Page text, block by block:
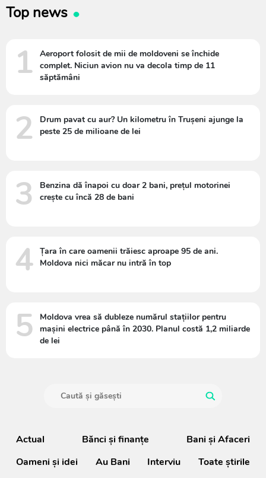
Top news
1
Aeroport folosit de mii de moldoveni se închide
complet. Niciun avion nu va decola timp de 11
săptămâni
2
Drum pavat cu aur? Un kilometru în Trușeni ajunge la
peste 25 de milioane de lei
3
Benzina dă înapoi cu doar 2 bani, prețul motorinei
crește cu încă 28 de bani
4 Țara în care oamenii trăiesc aproape 95 de ani.
Moldova nici măcar nu intră în top
5
Moldova vrea să dubleze numărul stațiilor pentru
mașini electrice până în 2030. Planul costă 1,2 miliarde
de lei
Actual Bănci şi finanţe
Bani și Afaceri
Oameni şi idei
Au Bani Interviu
Toate știrile